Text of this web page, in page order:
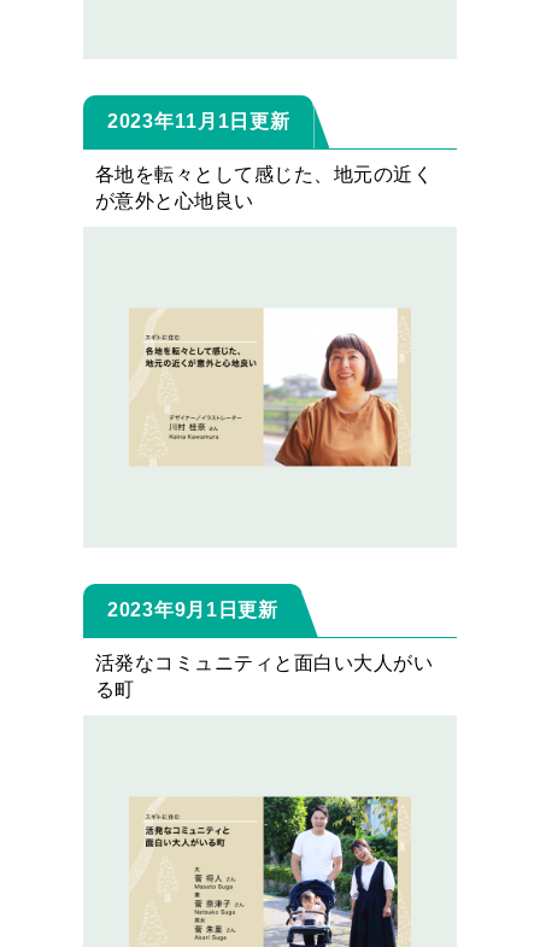
2023年11月1日更新
各地を転々として感じた、地元の近く
が意外と心地良い
2023年9月1日更新
活発なコミュニティと面白い大人がい
る町